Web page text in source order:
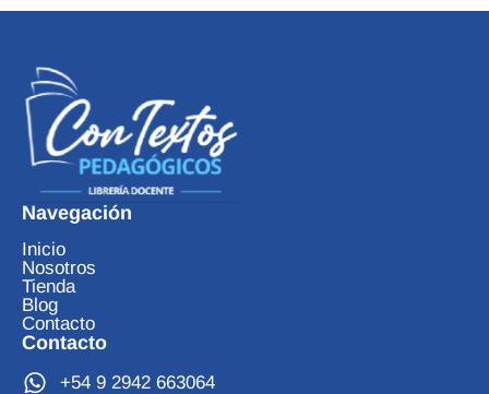
Navegación
Inicio
Nosotros
Tienda
Blog
Contacto
Contacto
+54 9 2942 663064